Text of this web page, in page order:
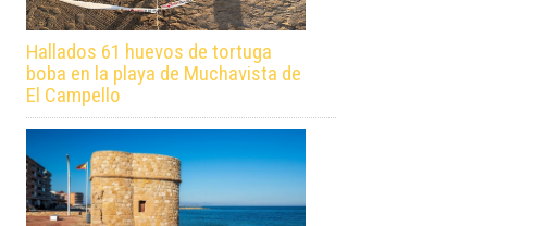
Hallados 61 huevos de tortuga
boba en la playa de Muchavista de
El Campello